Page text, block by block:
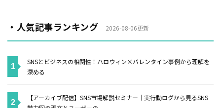
・人気記事ランキング 2026-08-06更新
SNSとビジネスの相関性！ハロウィン×バレンタイン事例から理解を
深める
【アーカイブ配信】SNS市場解説セミナー｜実行動ログから見るSNS